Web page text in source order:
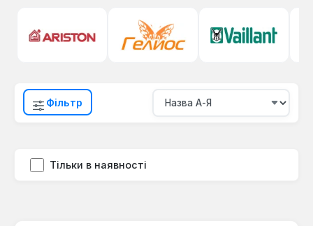
Фільтр
Тільки в наявності